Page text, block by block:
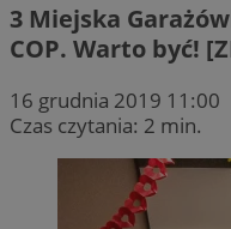
3 Miejska
COP. Warto być!
16 grudnia 2019 11:00
Czas czytania: 2 min.